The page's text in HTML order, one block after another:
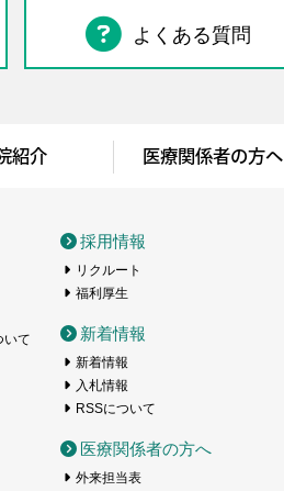
よくある質問
紹介 医療関係者の方へ
いて
採用情報
リクルート
福利厚生
新着情報
新着情報
入札情報
RSSについて
医療関係者の方へ
外来担当表